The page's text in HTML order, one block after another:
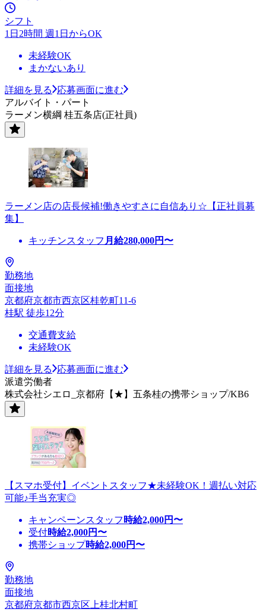
シフト
1日2時間 週1日からOK
未経験OK
まかないあり
詳細を見る
応募画面に進む
アルバイト・パート
ラーメン横綱 桂五条店(正社員)
ラーメン店の店長候補!働きやすさに自信あり☆【正社員募
集】
キッチンスタッフ 月給280,000円〜
勤務地
面接地
京都府京都市西京区桂乾町11-6
桂駅 徒歩12分
交通費支給
未経験OK
詳細を見る
応募画面に進む
派遣労働者
株式会社シエロ_京都府【★】五条桂の携帯ショップ/KB6
【スマホ受付】イベントスタッフ★未経験OK！週払い対応
可能♪手当充実◎
キャンペーンスタッフ 時給2,000円〜
受付時給2,000円〜
携帯ショップ時給2,000円〜
勤務地
面接地
京都府京都市西京区上桂北村町